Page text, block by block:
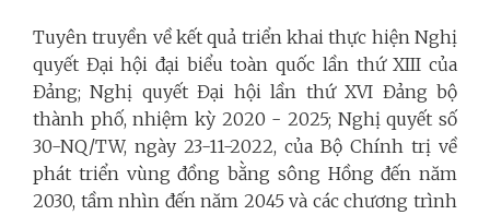
Tuyên truyền về kết quả triển khai thực hiện Nghị
quyết Đại hội đại biểu toàn quốc lần thứ XIII của
Đảng; Nghị quyết Đại hội lần thứ XVI Đảng bộ
thành phố, nhiệm kỳ 2020 - 2025; Nghị quyết số
30-NQ/TW, ngày 23-11-2022, của Bộ Chính trị về
phát triển vùng đồng bằng sông Hồng đến năm
2030, tầm nhìn đến năm 2045 và các chương trình